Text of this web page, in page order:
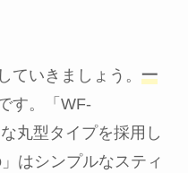
ていきましょう。 一
す。「WF-
丸型タイプを採用し
はシンプルなスティ